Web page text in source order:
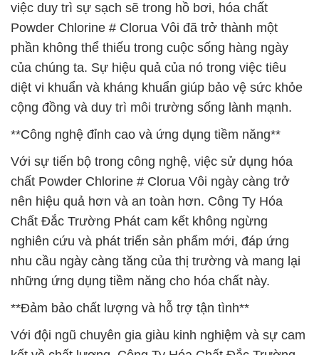
việc duy trì sự sạch sẽ trong hồ bơi, hóa chất
Powder Chlorine # Clorua Vôi đã trở thành một
phần không thể thiếu trong cuộc sống hàng ngày
của chúng ta. Sự hiệu quả của nó trong việc tiêu
diệt vi khuẩn và kháng khuẩn giúp bảo vệ sức khỏe
cộng đồng và duy trì môi trường sống lành mạnh.
**Công nghệ đỉnh cao và ứng dụng tiềm năng**
Với sự tiến bộ trong công nghệ, việc sử dụng hóa
chất Powder Chlorine # Clorua Vôi ngày càng trở
nên hiệu quả hơn và an toàn hơn. Công Ty Hóa
Chất Đắc Trường Phát cam kết không ngừng
nghiên cứu và phát triển sản phẩm mới, đáp ứng
nhu cầu ngày càng tăng của thị trường và mang lại
những ứng dụng tiềm năng cho hóa chất này.
**Đảm bảo chất lượng và hỗ trợ tận tình**
Với đội ngũ chuyên gia giàu kinh nghiệm và sự cam